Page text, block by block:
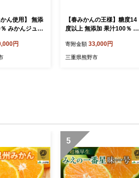
ん使用】 無添
みかんジュー
本 化粧
ジュース みか
円
【春みかんの王様】糖度14
度以上 無添加 果汁100％ 不
0ml×4本 化粧箱入り ミカン
ジュース みかん ミカン 温
寄附金額 33,000円
三重県熊野市
5